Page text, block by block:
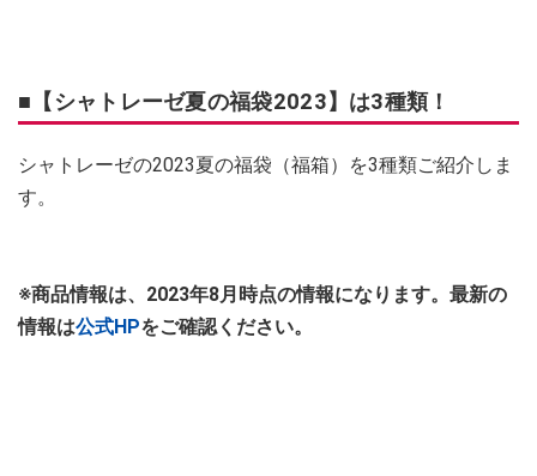
■【シャトレーゼ夏の福袋2023】は3種類！
シャトレーゼの2023夏の福袋（福箱）を3種類ご紹介しま
す。
※商品情報は、2023年8月時点の情報になります。最新の
情報は公式HPをご確認ください。